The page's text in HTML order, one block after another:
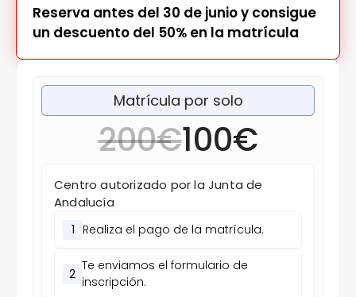
Reserva antes del 30 de junio y consigue
un descuento del 50% en la matrícula
Matrícula por solo
200€100€
Centro autorizado por la Junta de
Andalucía
1 Realiza el pago de la matrícula.
2
Te enviamos el formulario de
inscripción.